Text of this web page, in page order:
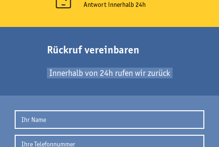
Antwort innerhalb 24h
Rückruf vereinbaren
Innerhalb von 24h rufen wir zurück